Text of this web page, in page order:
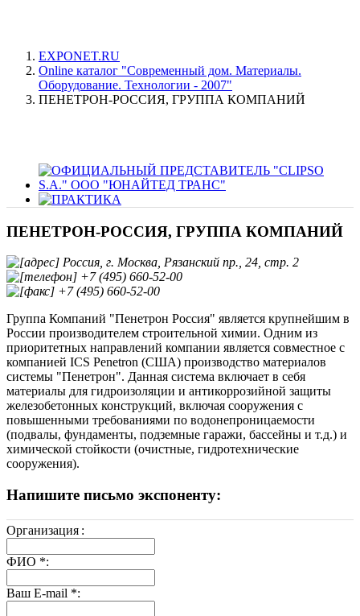
EXPONET.RU
Online каталог "Современный дом. Материалы.
Оборудование. Технологии - 2007"
ПЕНЕТРОН-РОССИЯ, ГРУППА КОМПАНИЙ
ПЕНЕТРОН-РОССИЯ, ГРУППА КОМПАНИЙ
Россия, г. Москва, Рязанский пр., 24, стр. 2
+7 (495) 660-52-00
+7 (495) 660-52-00
Группа Компаний "Пенетрон Россия" является крупнейшим в
России производителем строительной химии. Одним из
приоритетных направлений компании является совместное с
компанией ICS Penetron (США) производство материалов
системы "Пенетрон". Данная система включает в себя
материалы для гидроизоляции и антикоррозийной защиты
железобетонных конструкций, включая сооружения с
повышенными требованиями по водонепроницаемости
(подвалы, фундаменты, подземные гаражи, бассейны и т.д.) и
химической стойкости (очистные, гидротехнические
сооружения).
Напишите письмо экспоненту:
Организация :
ФИО *:
Ваш E-mail *: